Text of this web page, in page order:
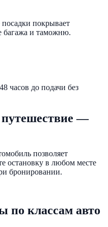
покрывает
багажа и таможню.
часов до подачи без
путешествие —
позволяет
остановку в любом месте
бронировании.
по классам авто